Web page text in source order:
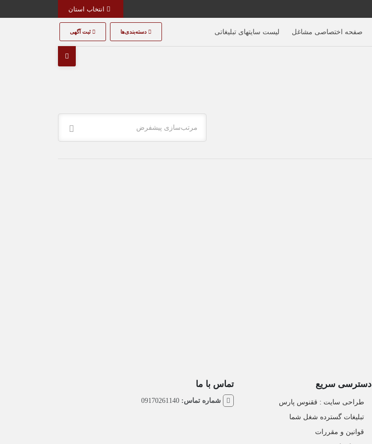
صفحه اختصاصی مشاغل لیست سایتهای تبلیغاتی دسته‌بندی‌ها ثبت آگهی
مرتب‌سازی پیشفرض
دسترسی سریع
طراحی سایت :‌ ققنوس پارس
تبلیغات گسترده شغل شما
قوانین و مقررات
تماس با ما
شماره تماس: 09170261140